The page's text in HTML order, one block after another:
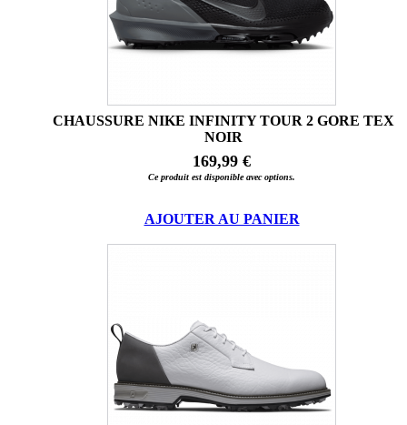
CHAUSSURE NIKE INFINITY TOUR 2 GORE TEX
NOIR
169,99 €
Ce produit est disponible avec options.
AJOUTER AU PANIER